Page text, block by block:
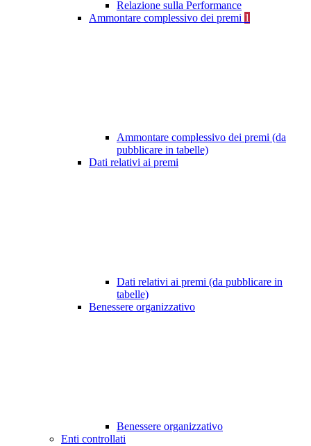
Relazione sulla Performance
Ammontare complessivo dei premi 1
Ammontare complessivo dei premi (da
pubblicare in tabelle)
Dati relativi ai premi
Dati relativi ai premi (da pubblicare in
tabelle)
Benessere organizzativo
Benessere organizzativo
Enti controllati